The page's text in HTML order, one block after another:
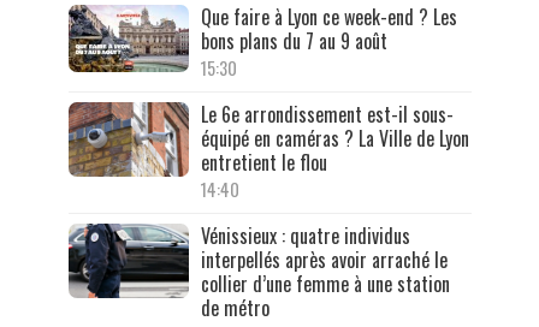
Que faire à Lyon ce week-end ? Les
bons plans du 7 au 9 août
15:30
Le 6e arrondissement est-il sous-
équipé en caméras ? La Ville de Lyon
entretient le flou
14:40
Vénissieux : quatre individus
interpellés après avoir arraché le
collier d’une femme à une station
de métro